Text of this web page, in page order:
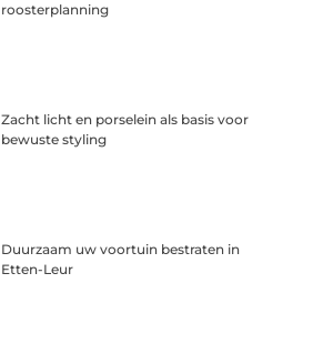
roosterplanning
Zacht licht en porselein als basis voor
bewuste styling
Duurzaam uw voortuin bestraten in
Etten-Leur